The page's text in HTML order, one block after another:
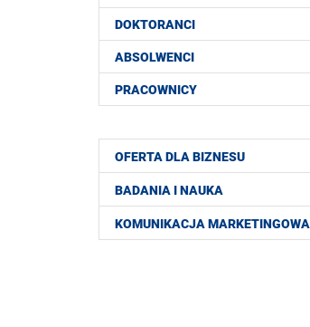
DOKTORANCI
ABSOLWENCI
PRACOWNICY
OFERTA DLA BIZNESU
BADANIA I NAUKA
KOMUNIKACJA MARKETINGOWA